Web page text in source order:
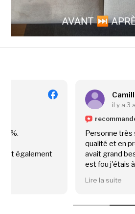
Camille Rubin
Personne très sérieuse et pro.
qualité et en profondeur pour
avait grand besoin (tâches,
est fou j'étais à deux doigts de